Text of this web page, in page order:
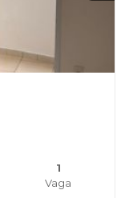
1
Vaga